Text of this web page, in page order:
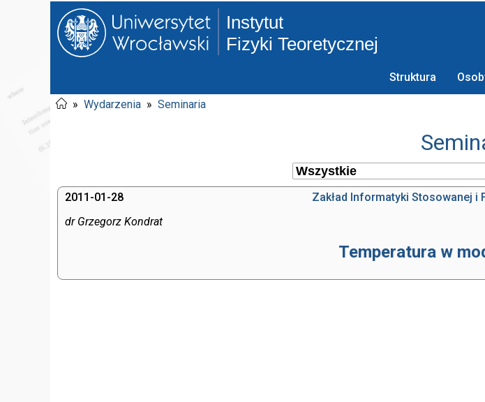
Instytut
Fizyki Teoretycznej
Struktura
» Wydarzenia » Seminaria
2011-01-28
Zakład Informatyki Stosowanej i
dr Grzegorz Kondrat
Temperatura w